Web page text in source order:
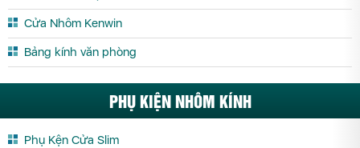
Phòng Tắm Kính Yên Bái
Cửa Nhôm Kenwin
Bảng kính văn phòng
PHỤ KIỆN NHÔM KÍNH
Phụ Kện Cửa Slim